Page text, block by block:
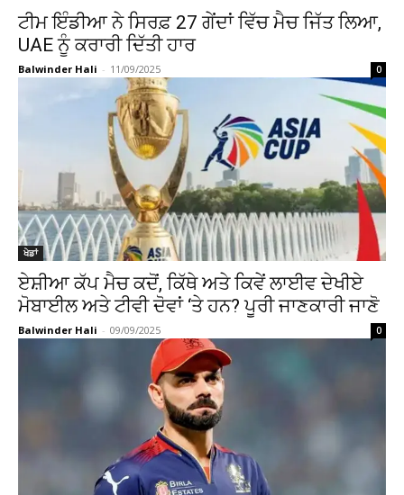
ਟੀਮ ਇੰਡੀਆ ਨੇ ਸਿਰਫ਼ 27 ਗੇਂਦਾਂ ਵਿੱਚ ਮੈਚ ਜਿੱਤ ਲਿਆ,
UAE ਨੂੰ ਕਰਾਰੀ ਦਿੱਤੀ ਹਾਰ
Balwinder Hali - 11/09/2025 0
ਖੇਡਾਂ
ਏਸ਼ੀਆ ਕੱਪ ਮੈਚ ਕਦੋਂ, ਕਿੱਥੇ ਅਤੇ ਕਿਵੇਂ ਲਾਈਵ ਦੇਖੀਏ
ਮੋਬਾਈਲ ਅਤੇ ਟੀਵੀ ਦੋਵਾਂ ‘ਤੇ ਹਨ? ਪੂਰੀ ਜਾਣਕਾਰੀ ਜਾਣੋ
Balwinder Hali - 09/09/2025 0